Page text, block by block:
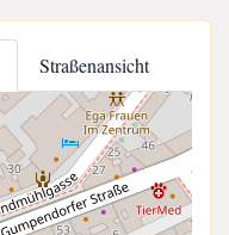
Straßenansicht